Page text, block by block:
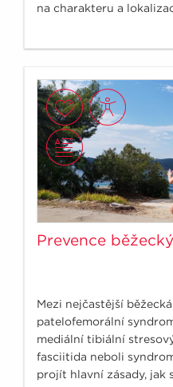
na charakteru a
Prevence
Mezi nejčastější
patelofemorální
mediální tibiální
fasciitida neboli
projít hlavní zásady, jak